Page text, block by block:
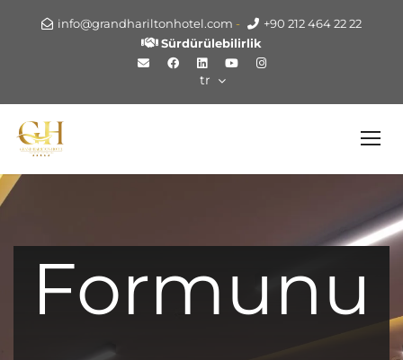
info@grandhariltonhotel.com -
+90 212 464 22 22
Sürdürülebilirlik
tr
Formunu